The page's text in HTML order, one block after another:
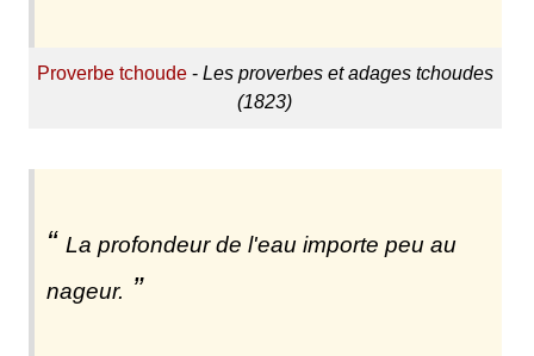
Proverbe tchoude- Les proverbes et adages tchoudes
(1823)
La profondeur de l'eau importe peu au
nageur.